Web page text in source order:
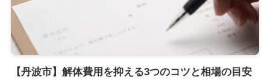
【丹波市】解体費用を抑える3つのコツと相場の目安